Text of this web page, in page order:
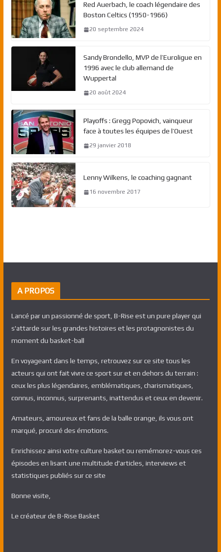
Red Auerbach, le coach légendaire des
Boston Celtics (1950-1966)
20 septembre 2024
Sandy Brondello, MVP de l’Euroligue en
1996 avec le club allemand de
Wuppertal
20 août 2024
Playoffs : Gregg Popovich, vainqueur
face à toutes les équipes de l’Ouest
29 janvier 2018
Lenny Wilkens, le coaching gagnant
16 novembre 2017
A PROPOS
Lancé par un passionné de sport, B-Rise est un pure player qui
s'attarde sur les grandes histoires et les protagnonistes du
moment du basket-ball
En voyageant dans le temps, retrouvez sur ce site tous les
acteurs qui ont fait vivre ce sport sur et en dehors du terrain :
ceux les plus légendaires, emblématiques, charismatiques,
connus, inconnus, surprenants, inattendus et ceux en devenir.
Amateurs, amoureux et fans de la balle orange, ils vous ont
marqué, procuré des émotions.
Enrichissez ainsi votre culture basket ou remémorez-vous ces
épisodes en lisant une multitude d'articles, interviews et
statistiques publiés sur ce site
Bonne visite,
Le créateur de B-Rise Basket